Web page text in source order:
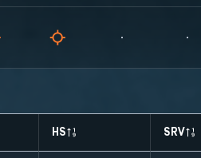
HS SRV